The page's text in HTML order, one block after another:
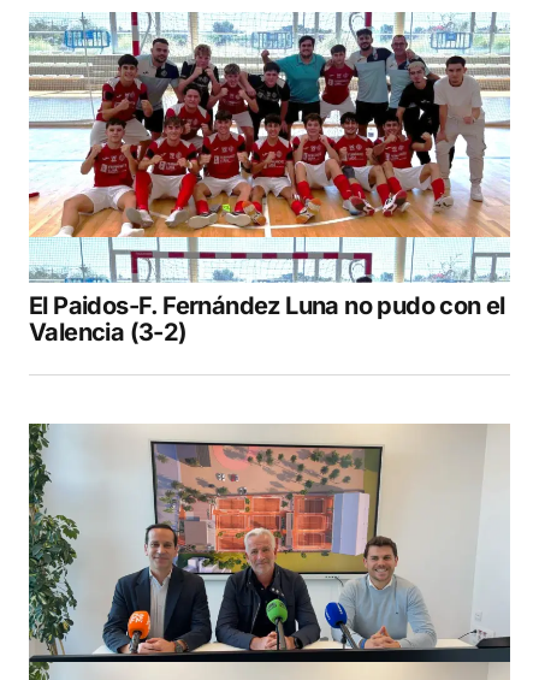
El Paidos-F. Fernández Luna no pudo con el
Valencia (3-2)